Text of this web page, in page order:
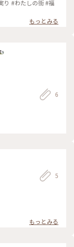
り #わたしの街 #福
もっとみる
6
5
もっとみる